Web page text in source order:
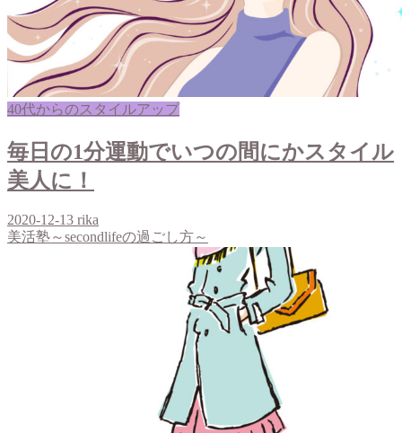
40代からのスタイルアップ
毎日の1分運動でいつの間にかスタイル
美人に！
2020-12-13 rika
美活塾～secondlifeの過ごし方～